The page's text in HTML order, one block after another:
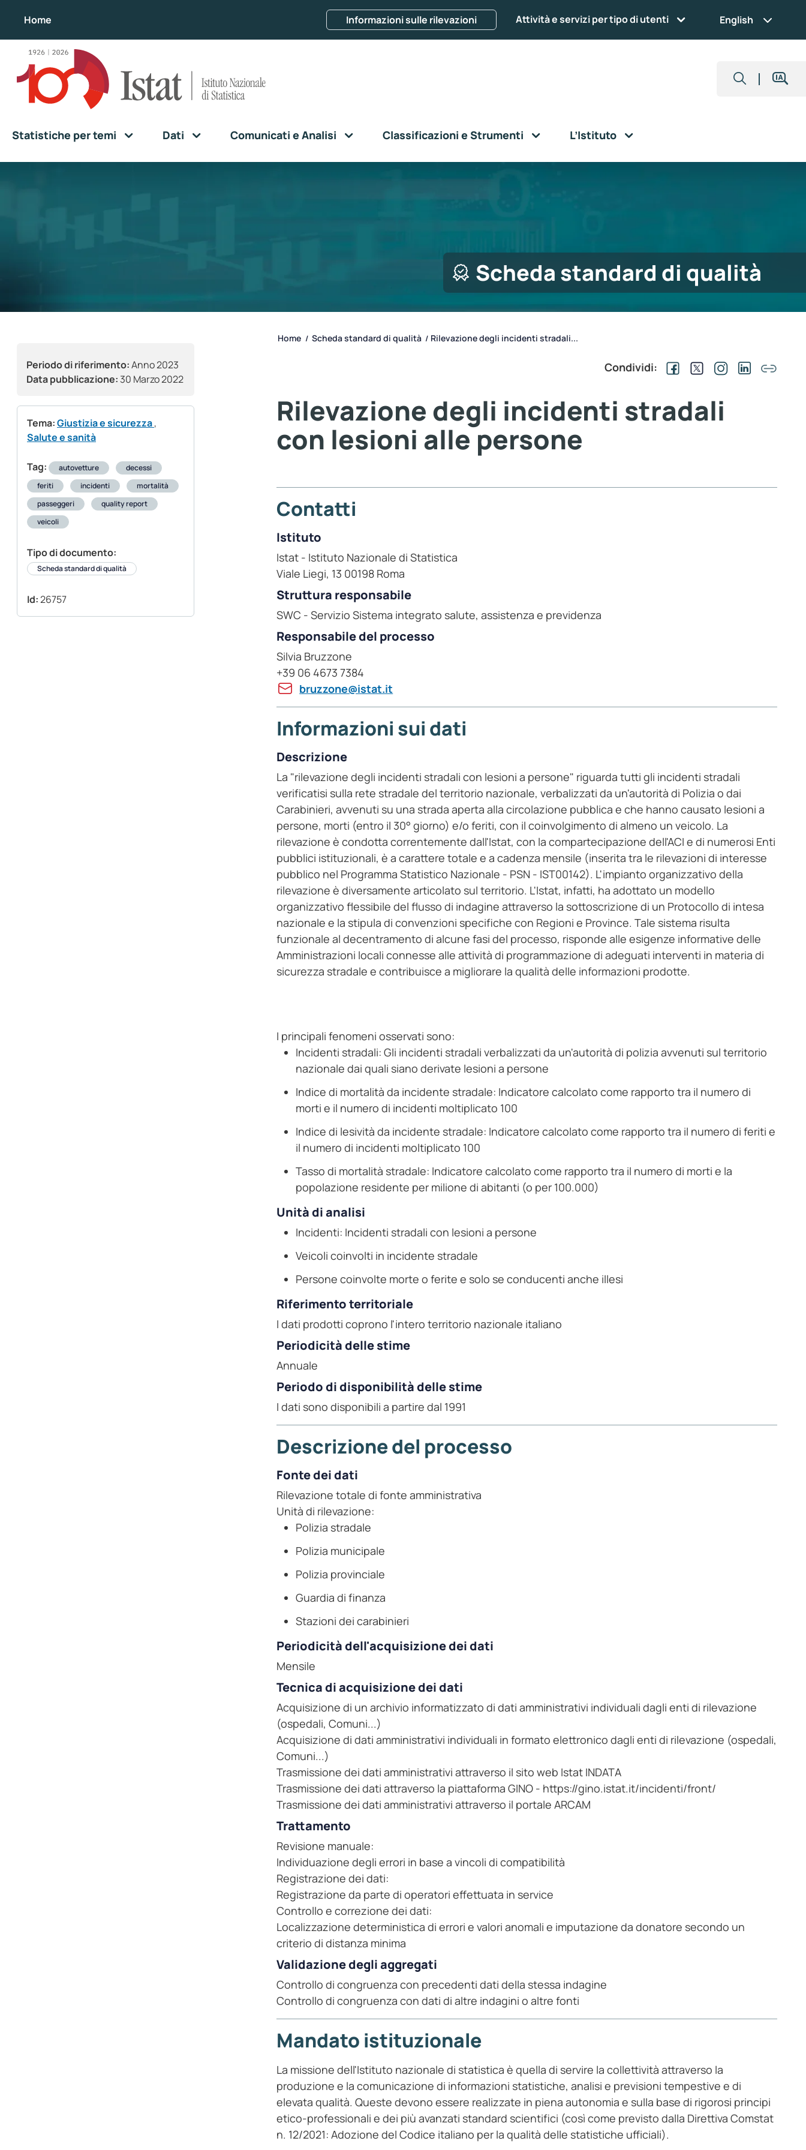
Home Informazioni sulle rilevazioni Attività e servizi per tipo di utenti English
Statistiche per temi Dati Comunicati e Analisi Classificazioni e Strumenti L’Istituto
Scheda standard di qualità
Periodo di riferimento:Anno 2023
Data pubblicazione: 30 Marzo 2022
Tema:Giustizia e sicurezza,
Salute e sanità
Tag: autovetture
decessi
feriti
incidenti
mortalità
passeggeri
quality report
veicoli
Tipo di documento:
Scheda standard di qualità
Id:26757
Home / Scheda standard di qualità / Rilevazione degli incidenti stradali...
Condividi:
Rilevazione degli incidenti stradali
con lesioni alle persone
Contatti
Istituto
Istat - Istituto Nazionale di Statistica
Viale Liegi, 13 00198 Roma
Struttura responsabile
SWC - Servizio Sistema integrato salute, assistenza e previdenza
Responsabile del processo
Silvia Bruzzone
+39 06 4673 7384
bruzzone@istat.it
Informazioni sui dati
Descrizione
La "rilevazione degli incidenti stradali con lesioni a persone" riguarda tutti gli incidenti stradali
verificatisi sulla rete stradale del territorio nazionale, verbalizzati da un'autorità di Polizia o dai
Carabinieri, avvenuti su una strada aperta alla circolazione pubblica e che hanno causato lesioni a
persone, morti (entro il 30° giorno) e/o feriti, con il coinvolgimento di almeno un veicolo. La
rilevazione è condotta correntemente dall'Istat, con la compartecipazione dell'ACI e di numerosi Enti
pubblici istituzionali, è a carattere totale e a cadenza mensile (inserita tra le rilevazioni di interesse
pubblico nel Programma Statistico Nazionale - PSN - IST00142). L'impianto organizzativo della
rilevazione è diversamente articolato sul territorio. L'Istat, infatti, ha adottato un modello
organizzativo flessibile del flusso di indagine attraverso la sottoscrizione di un Protocollo di intesa
nazionale e la stipula di convenzioni specifiche con Regioni e Province. Tale sistema risulta
funzionale al decentramento di alcune fasi del processo, risponde alle esigenze informative delle
Amministrazioni locali connesse alle attività di programmazione di adeguati interventi in materia di
sicurezza stradale e contribuisce a migliorare la qualità delle informazioni prodotte.
I principali fenomeni osservati sono:
Incidenti stradali: Gli incidenti stradali verbalizzati da un'autorità di polizia avvenuti sul territorio
nazionale dai quali siano derivate lesioni a persone
Indice di mortalità da incidente stradale: Indicatore calcolato come rapporto tra il numero di
morti e il numero di incidenti moltiplicato 100
Indice di lesività da incidente stradale: Indicatore calcolato come rapporto tra il numero di feriti e
il numero di incidenti moltiplicato 100
Tasso di mortalità stradale: Indicatore calcolato come rapporto tra il numero di morti e la
popolazione residente per milione di abitanti (o per 100.000)
Unità di analisi
Incidenti: Incidenti stradali con lesioni a persone
Veicoli coinvolti in incidente stradale
Persone coinvolte morte o ferite e solo se conducenti anche illesi
Riferimento territoriale
I dati prodotti coprono l'intero territorio nazionale italiano
Periodicità delle stime
Annuale
Periodo di disponibilità delle stime
I dati sono disponibili a partire dal 1991
Descrizione del processo
Fonte dei dati
Rilevazione totale di fonte amministrativa
Unità di rilevazione:
Polizia stradale
Polizia municipale
Polizia provinciale
Guardia di finanza
Stazioni dei carabinieri
Periodicità dell'acquisizione dei dati
Mensile
Tecnica di acquisizione dei dati
Acquisizione di un archivio informatizzato di dati amministrativi individuali dagli enti di rilevazione
(ospedali, Comuni...)
Acquisizione di dati amministrativi individuali in formato elettronico dagli enti di rilevazione (ospedali,
Comuni...)
Trasmissione dei dati amministrativi attraverso il sito web Istat INDATA
Trasmissione dei dati attraverso la piattaforma GINO - https://gino.istat.it/incidenti/front/
Trasmissione dei dati amministrativi attraverso il portale ARCAM
Trattamento
Revisione manuale:
Individuazione degli errori in base a vincoli di compatibilità
Registrazione dei dati:
Registrazione da parte di operatori effettuata in service
Controllo e correzione dei dati:
Localizzazione deterministica di errori e valori anomali e imputazione da donatore secondo un
criterio di distanza minima
Validazione degli aggregati
Controllo di congruenza con precedenti dati della stessa indagine
Controllo di congruenza con dati di altre indagini o altre fonti
Mandato istituzionale
La missione dell'Istituto nazionale di statistica è quella di servire la collettività attraverso la
produzione e la comunicazione di informazioni statistiche, analisi e previsioni tempestive e di
elevata qualità. Queste devono essere realizzate in piena autonomia e sulla base di rigorosi principi
etico-professionali e dei più avanzati standard scientifici (così come previsto dalla Direttiva Comstat
n. 12/2021: Adozione del Codice italiano per la qualità delle statistiche ufficiali).